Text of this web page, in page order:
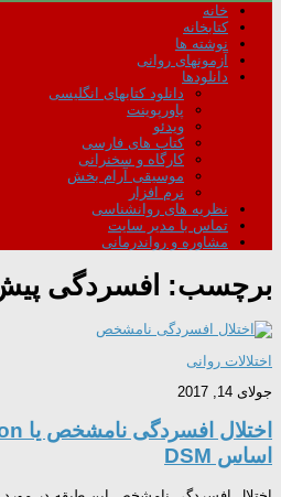
خانه
کتابخانه
نوشته ها
آزمونهای روانی
دانلودها
دانلود کتابهای انگلیسی
پاورپوینت
ویدئو
کتاب های فارسی
کارگاه و سخنرانی
موسیقی آرام بخش
نرم افزار
نظریه های روانشناسی
تماس با مدیر سایت
مشاوره و رواندرمانی
برچسب: افسردگی
اختلالات روانی
جولای 14, 2017
اساس DSM